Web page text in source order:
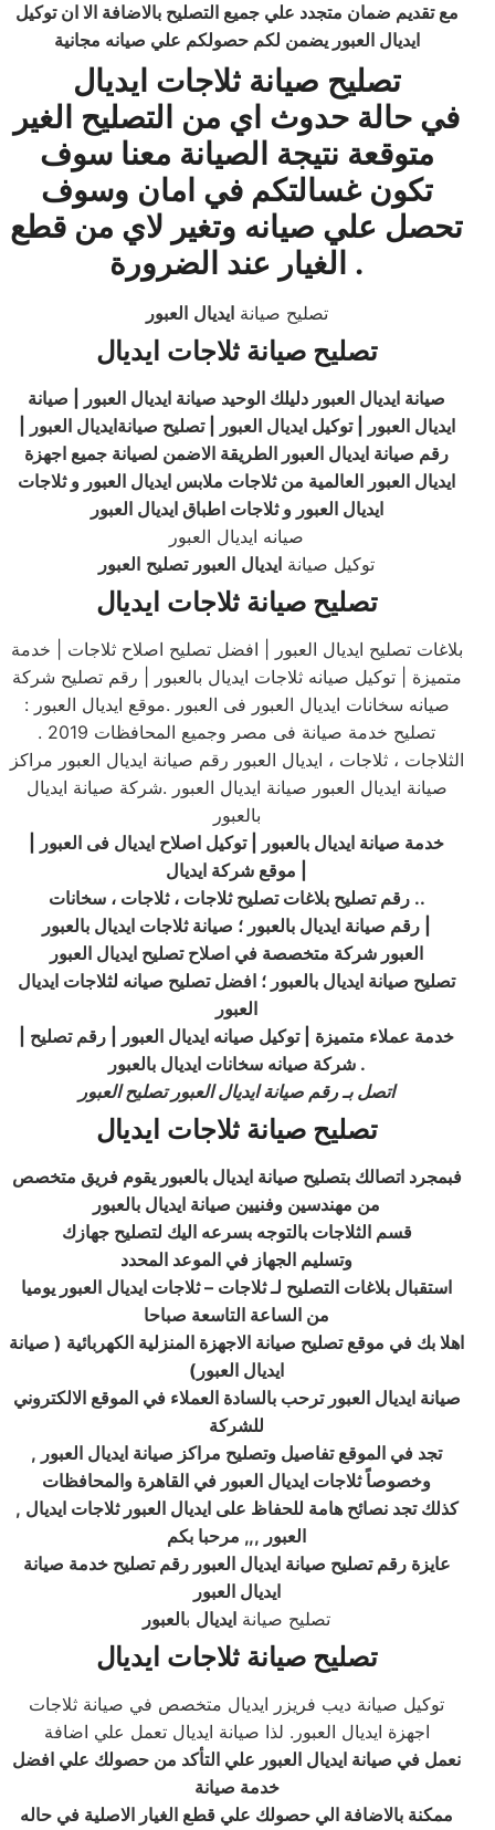
مع تقديم ضمان متجدد علي جميع التصليح بالاضافة الا ان توكيل
ايديال العبور يضمن لكم حصولكم علي صيانه مجانية
تصليح صيانة ثلاجات ايديال
في حالة حدوث اي من التصليح الغير
متوقعة نتيجة الصيانة معنا سوف
تكون غسالتكم في امان وسوف
تحصل علي صيانه وتغير لاي من قطع
الغيار عند الضرورة .
تصليح صيانةايديال العبور
تصليح صيانة ثلاجات ايديال
صيانة ايديال العبور دليلك الوحيد صيانة ايديال العبور | صيانة
ايديال العبور | توكيل ايديال العبور | تصليح صيانةايديال العبور |
رقم صيانة ايديال العبور الطريقة الاضمن لصيانة جميع اجهزة
ايديال العبور العالمية من ثلاجات ملابس ايديال العبور و ثلاجات
ايديال العبور و ثلاجات اطباق ايديال العبور
صيانه ايديال العبور
توكيل صيانة ايديال العبور تصليح العبور
تصليح صيانة ثلاجات ايديال
بلاغات تصليح ايديال العبور | افضل تصليح اصلاح ثلاجات | خدمة
متميزة | توكيل صيانه ثلاجات ايديال بالعبور | رقم تصليح شركة
صيانه سخانات ايديال العبور فى العبور .موقع ايديال العبور :
تصليح خدمة صيانة فى مصر وجميع المحافظات 2019 .
الثلاجات ، ثلاجات ، ايديال العبور رقم صيانة ايديال العبور مراكز
صيانة ايديال العبور صيانة ايديال العبور .شركة صيانة ايديال
بالعبور
خدمة صيانة ايديال بالعبور | توكيل اصلاح ايديال فى العبور |
رقم تصليح بلاغات تصليح ثلاجات ، ثلاجات ، سخانات ..
العبور شركة متخصصة في اصلاح تصليح ايديال العبور
تصليح صيانة ايديال بالعبور ؛ افضل تصليح صيانه لثلاجات ايديال
العبور
شركة صيانه سخانات ايديال بالعبور .
اتصل بـ رقم صيانة ايديال العبور تصليح العبور
تصليح صيانة ثلاجات ايديال
فبمجرد اتصالك بتصليح صيانة ايديال بالعبور يقوم فريق متخصص
من مهندسين وفنيين صيانة ايديال بالعبور
قسم الثلاجات بالتوجه بسرعه اليك لتصليح جهازك
وتسليم الجهاز في الموعد المحدد
استقبال بلاغات التصليح لـ ثلاجات – ثلاجات ايديال العبور يوميا
من الساعة التاسعة صباحا
اهلا بك في موقع تصليح صيانة الاجهزة المنزلية الكهربائية ( صيانة
ايديال العبور)
صيانة ايديال العبور ترحب بالسادة العملاء في الموقع الالكتروني
للشركة
, تجد في الموقع تفاصيل وتصليح مراكز صيانة ايديال العبور
وخصوصاً ثلاجات ايديال العبور في القاهرة والمحافظات
, كذلك تجد نصائح هامة للحفاظ على ايديال العبور ثلاجات ايديال
العبور ,,, مرحبا بكم
عايزة رقم تصليح صيانة ايديال العبور رقم تصليح خدمة صيانة
ايديال العبور
تصليح صيانة ايديال بالعبور
تصليح صيانة ثلاجات ايديال
توكيل صيانة ديب فريزر ايديال متخصص في صيانة ثلاجات
اجهزة ايديال العبور. لذا صيانة ايديال تعمل علي اضافة
نعمل في صيانة ايديال العبور علي التأكد من حصولك علي افضل
خدمة صيانة
ممكنة بالاضافة الي حصولك علي قطع الغيار الاصلية في حاله